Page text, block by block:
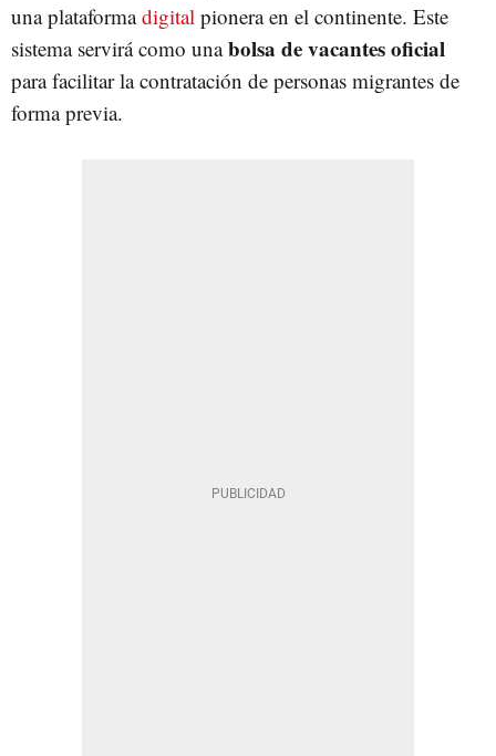
una plataformadigital pionera en el continente. Este
sistema servirá como unabolsa de vacantes oficial
para facilitar la contratación de personas migrantes de
forma previa.